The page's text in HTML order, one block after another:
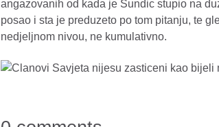
angazovanih od kada je Sundic stupio na
posao i sta je preduzeto po tom pitanju, te
nedjeljnom nivou, ne kumulativno.